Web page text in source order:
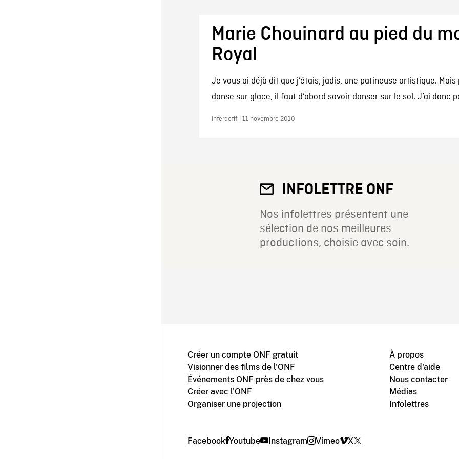
Marie Chouinard au pied du
Royal
Je vous ai déjà dit que j’étais, jadis, une patineuse artistique.
danse sur glace, il faut d’abord savoir danser sur le sol. J’ai donc
Interactif | 11 novembre 2010
INFOLETTRE ONF
Nos infolettres présentent une
sélection de nos meilleures
productions, choisie avec soin.
Créer un compte ONF gratuit
Visionner des films de l'ONF
Événements ONF près de chez vous
Créer avec l'ONF
Organiser une projection
À propos
Centre d'aide
Nous contacter
Médias
Infolettres
Facebook Youtube Instagram Vimeo X